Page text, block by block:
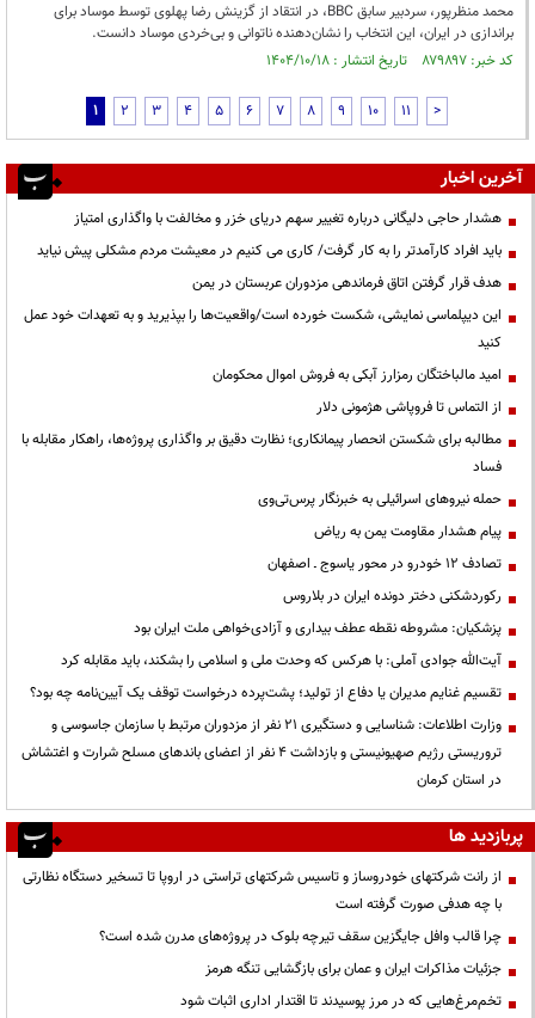
محمد منظرپور، سردبیر سابق BBC، در انتقاد از گزینش رضا پهلوی توسط موساد برای
براندازی در ایران، این انتخاب را نشان‌دهنده ناتوانی و بی‌خردی موساد دانست.
کد خبر: ۸۷۹۸۹۷ تاریخ انتشار : ۱۴۰۴/۱۰/۱۸
1 2 3 4 5 6 7 8 9 10 11 >
آخرین اخبار
هشدار حاجی دلیگانی درباره تغییر سهم دریای خزر و مخالفت با واگذاری امتیاز
باید افراد کارآمدتر را به کار گرفت/ کاری می کنیم در معیشت مردم مشکلی پیش نیاید
هدف قرار گرفتن اتاق‌ فرماندهی مزدوران عربستان در یمن
این دیپلماسی نمایشی، شکست خورده است/واقعیت‌ها را بپذیرید و به تعهدات خود عمل
کنید
امید مالباختگان رمزارز آبکی به فروش اموال محکومان
از التماس تا فروپاشی هژمونی دلار
مطالبه برای شکستن انحصار پیمانکاری؛ نظارت دقیق بر واگذاری پروژه‌ها، راهکار مقابله با
فساد
حمله نیروهای اسرائیلی به خبرنگار پرس‌تی‌وی
پیام هشدار مقاومت یمن به ریاض
تصادف ۱۲ خودرو در محور یاسوج ـ اصفهان
رکوردشکنی دختر دونده ایران در بلاروس
پزشکیان: مشروطه نقطه عطف بیداری و آزادی‌خواهی ملت ایران بود
آیت‌الله جوادی آملی: با هرکس که وحدت ملی و اسلامی را بشکند، باید مقابله کرد
تقسیم غنایم مدیران یا دفاع از تولید؛ پشت‌پرده درخواست توقف یک آیین‌نامه چه بود؟
وزارت اطلاعات: شناسایی و دستگیری ۲۱ نفر از مزدوران مرتبط با سازمان جاسوسی و
تروریستی رژیم صهیونیستی و بازداشت ۴ نفر از اعضای باندهای مسلح شرارت و اغتشاش
در استان کرمان
پربازدید ها
از رانت‌ شرکتهای خودروساز و تاسیس شرکتهای تراستی در اروپا تا تسخیر دستگاه نظارتی
با چه هدفی صورت گرفته است
چرا قالب وافل جایگزین سقف تیرچه بلوک در پروژه‌های مدرن شده است؟
جزئیات مذاکرات ایران و عمان برای بازگشایی تنگه هرمز
تخم‌مرغ‌هایی که در مرز پوسیدند تا اقتدار اداری اثبات شود